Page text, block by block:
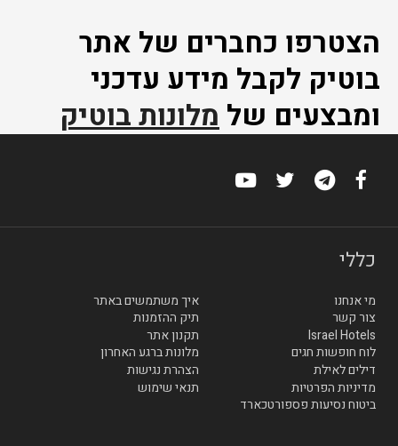
הצטרפו כחברים של אתר
בוטיק לקבל מידע עדכני
ומבצעים שלמלונות בוטיק
כללי
מי אנחנו
איך משתמשים באתר
צור קשר
תיק ההזמנות
Israel Hotels
תקנון אתר
לוח חופשות חגים
מלונות ברגע האחרון
דילים לאילת
הצהרת נגישות
מדיניות הפרטיות
תנאי שימוש
ביטוח נסיעות פספורטכארד